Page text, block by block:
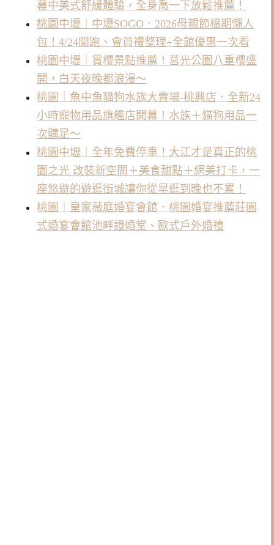
幕中美式舒緩體驗，全身喬一下放鬆推薦！
桃園中壢｜中壢SOGO．2026母親節檔期懶人
包！4/24開跑、會員禮整理+全館優惠一次看
桃園中壢｜賞櫻景點推薦！莒光公園八重櫻盛
開，白天夜晚都浪漫～
桃園｜魚中魚貓狗水族大賣場-桃興店．全新24
小時寵物用品旗艦店開幕！水族＋貓狗用品一
次購足～
桃園中壢｜全年免費停車！大江才是真正的桃
園之光 改裝新空間＋美食甜點＋網美打卡，一
座悠遊的遊逛街城讓你從早逛到晚也不累！
桃園｜皇家薇庭婚宴會館．桃園婚宴推薦莊園
式婚宴會館池畔證婚堂、歐式戶外婚禮